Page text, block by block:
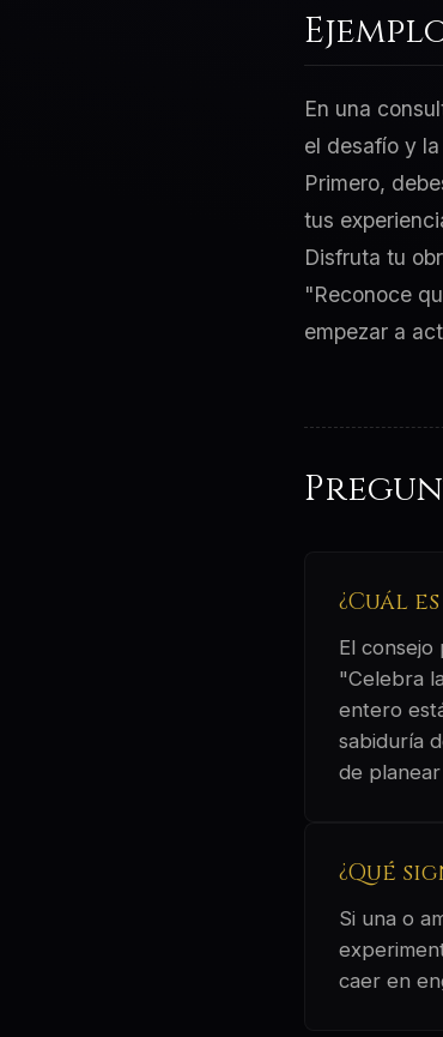
En una
el desafío y
Primero,
tus
Disfruta tu
"Reconoce
empezar a
¿Cuál
El
"Celebra
entero
sabiduría
de
¿Qué
Si una o
caer en